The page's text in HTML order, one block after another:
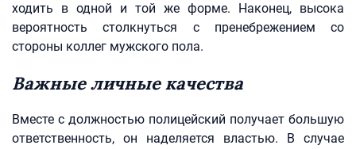
ходить в одной и той же форме. Наконец, высока
вероятность столкнуться с пренебрежением со
стороны коллег мужского пола.
Важные личные качества
Вместе с должностью полицейский получает большую
ответственность, он наделяется властью. В случае